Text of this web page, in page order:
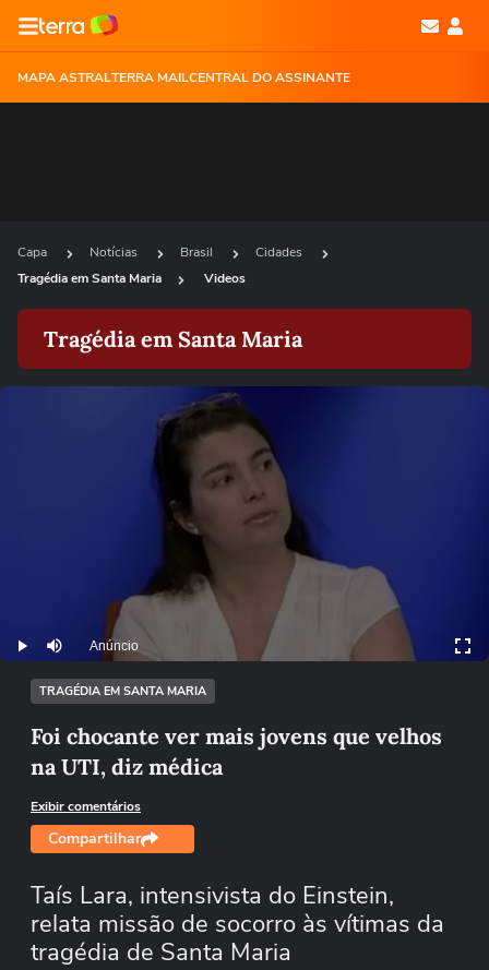
MAPA ASTRALTERRA MAILCENTRAL DO ASSINANTE
Capa Notícias Brasil
Cidades
Tragédia em Santa Maria
Videos
Tragédia em Santa Maria
Play Mutar Anúncio
TRAGÉDIA EM SANTA MARIA
Foi chocante ver mais jovens que velhos
na UTI, diz médica
Exibir comentários
Compartilhar
Taís Lara, intensivista do Einstein,
relata missão de socorro às vítimas da
tragédia de Santa Maria